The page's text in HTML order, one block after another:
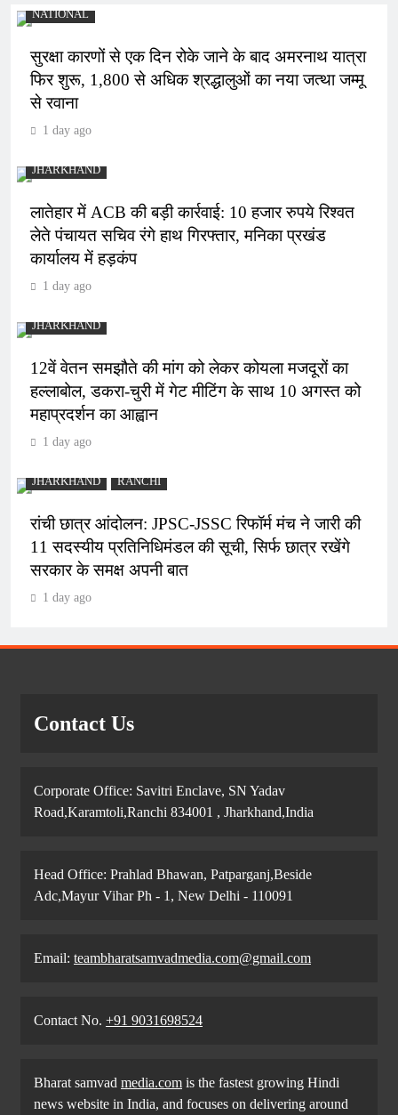
NATIONAL
सुरक्षा कारणों से एक दिन रोके जाने के बाद अमरनाथ यात्रा
फिर शुरू, 1,800 से अधिक श्रद्धालुओं का नया जत्था जम्मू
से रवाना
1 day ago
JHARKHAND
लातेहार में ACB की बड़ी कार्रवाई: 10 हजार रुपये रिश्वत
लेते पंचायत सचिव रंगे हाथ गिरफ्तार, मनिका प्रखंड
कार्यालय में हड़कंप
1 day ago
JHARKHAND
12वें वेतन समझौते की मांग को लेकर कोयला मजदूरों का
हल्लाबोल, डकरा-चुरी में गेट मीटिंग के साथ 10 अगस्त को
महाप्रदर्शन का आह्वान
1 day ago
JHARKHAND RANCHI
रांची छात्र आंदोलन: JPSC-JSSC रिफॉर्म मंच ने जारी की
11 सदस्यीय प्रतिनिधिमंडल की सूची, सिर्फ छात्र रखेंगे
सरकार के समक्ष अपनी बात
1 day ago
Contact Us
Corporate Office: Savitri Enclave, SN Yadav
Road,Karamtoli,Ranchi 834001 , Jharkhand,India
Head Office: Prahlad Bhawan, Patparganj,Beside
Adc,Mayur Vihar Ph - 1, New Delhi - 110091
Email: teambharatsamvadmedia.com@gmail.com
Contact No. ‪ +91 9031698524
Bharat samvad media.com is the fastest growing Hindi
news website in India, and focuses on delivering around